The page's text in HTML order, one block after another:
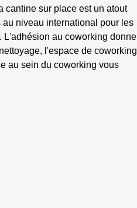
cantine sur place est un atout
niveau international pour les
L'adhésion au coworking donne
l'espace de coworking
au sein du coworking vous